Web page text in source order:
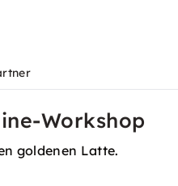
Workshop
goldenen Latte.